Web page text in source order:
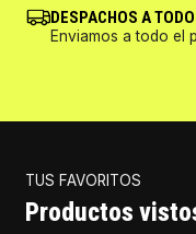
DESPACHOS A
Enviamos a todo el
TUS FAVORITOS
Productos